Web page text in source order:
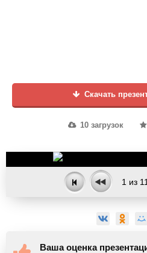
Скачать
10 загрузок
1 из 11
Ваша оценка